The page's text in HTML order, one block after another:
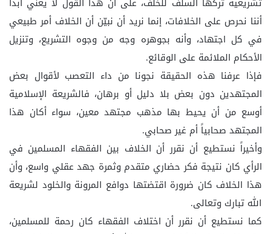
أننا نحرص على الخلافات، إنما نريد أن نبيّن أن الخلاف أمر طبيعي
في كل اجتهاد، وأنه بجوهره وجه من وجوه التشريع، وتنزيل
الأحكام الملائمة على الوقائع.
فإذا عرفنا هذه الحقيقة نجونا من داء التعصب لأقوال بعض
المجتهدين دون بعض بلا دليل أو برهان، فالشريعة الإسلامية
أوسع من أن يحيط بها مذهب مجتهد معين، سواء أكان هذا
المجتهد صحابياً أم غير صحابي.
وأخيراً نستطيع أن نقرر أن الخلاف بين الفقهاء المسلمين في
الرأي كان نتيجة فكر حضاري متقدم وثمرة جهد عقلي واسع، وأن
هذا الخلاف كان ضرورة اقتضتها دوافع المرونة والخلود لشريعة
الله تبارك وتعالى.
كما نستطيع أن نقرر أن اختلاف الفقهاء كان رحمة للمسلمين،